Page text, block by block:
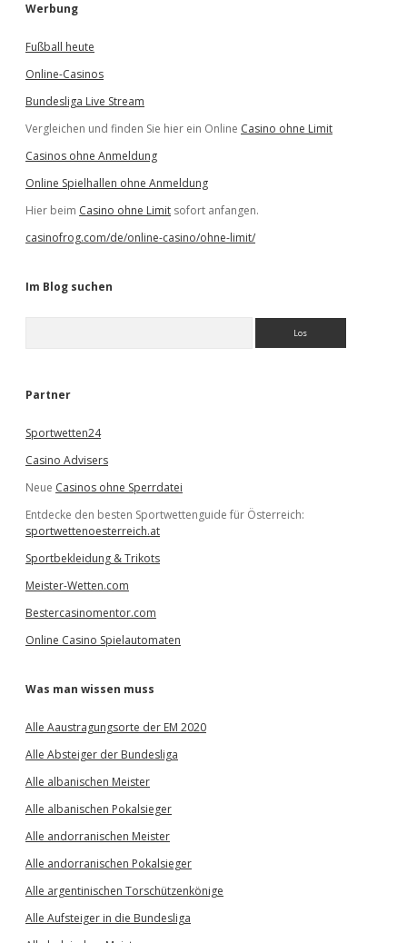
Werbung
Fußball heute
Online-Casinos
Bundesliga Live Stream
Vergleichen und finden Sie hier ein Online Casino ohne Limit
Casinos ohne Anmeldung
Online Spielhallen ohne Anmeldung
Hier beim Casino ohne Limit sofort anfangen.
casinofrog.com/de/online-casino/ohne-limit/
Im Blog suchen
e
Partner
Sportwetten24
Casino Advisers
Neue Casinos ohne Sperrdatei
Entdecke den besten Sportwettenguide für Österreich:
sportwettenoesterreich.at
Sportbekleidung & Trikots
Meister-Wetten.com
Bestercasinomentor.com
Online Casino Spielautomaten
Was man wissen muss
Alle Aaustragungsorte der EM 2020
Alle Absteiger der Bundesliga
Alle albanischen Meister
Alle albanischen Pokalsieger
Alle andorranischen Meister
Alle andorranischen Pokalsieger
Alle argentinischen Torschützenkönige
Alle Aufsteiger in die Bundesliga